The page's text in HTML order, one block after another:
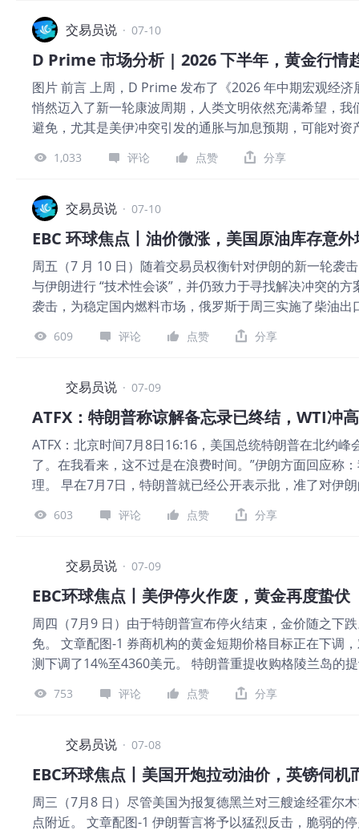
海力士的上涨，本质上都是市场对于AI资本开支周期延
市场对于AI存储需求的信心。随着HBM、高性能存储需求
逻辑不再适用。 7 月 9 日，WTI 从高点 74.48 美元下跌
朗之间的冲突仍在升级，据媒体消息，伊朗南部的布什
有爆炸声。但是，伊朗在过去 24 个小时，以最快的速度
确定买主。这种临时性的供应增加导致了 WTI 隔夜的下
题持有过度乐观的预期。 图 2，霍尔木兹海峡船只通行
虽然伊朗方面没有官方声明重新封锁海峡，但实际通过
月 8 日夜间至 9 日凌晨全海峡仅记录‌5 次通行‌，驶离波
险通过，航运近乎停滞 。其中的 “5 次通行” 记录，可
突”；如果油价迅速反弹，意味着美伊之
交易员说 · 07-10
D Prime 市场分析 | 2026 下半年，黄金行情
图片 前言 上周，D Prime 发布了《2026 年中期宏观经
悄然迈入了新一轮康波周期，人类文明依然充满希望，
避免，尤其是美伊冲突引发的通胀与加息预期，可能对
自然有着最高的人气。那么，黄金在这样的宏观经济背
门聊一聊黄金。 一、2026 上半年金价走势复盘 2026 上
格。 图片 美伊冲突是贯穿整个行情的主线。 1 月份，在
素的共同作用下，金价上行。到 1 月底，特朗普提名沃
鹰，市场预期后续货币政策收紧概率加大，黄金价格随
担忧通胀会因此大幅抬升进而倒逼美联储加快加息步伐
外央行趁着金价高位抛售黄金的抛压，贵金属价格被进
跌走势，进入 4 月后，地缘局势逐步趋于缓和，原油价
有反弹。到了 4 月下旬，美伊谈判又陷入僵持，霍尔木
段黄金和油价呈现出明显的此消彼长态势。再叠加 4 月
谈判传出向好推进的信号，原油价格回落带动贵金属价
令，带动白银、铜等金属品种共振上行，给贵金属盘面
1,033 评论 点赞 分享
交易员说 · 07-10
EBC 环球焦点丨油价微涨，美国原油库存意外
周五（7 月 10 日）随着交易员权衡针对伊朗的新一轮袭
与伊朗进行 “技术性会谈”，并仍致力于寻找解决冲突的
袭击，为稳定国内燃料市场，俄罗斯于周三实施了柴油
国政府将在 2028 年前购买数百万桶原油以补充应急储
OPEC+ 即将增产而预计产生的全球供应过剩。 分析师
尔、伊拉克和巴林正在恢复原油生产和出口，其中一些
严重基础设施损毁。 据美国能源信息署数据显示，上周
接近近四年来最低点，这是自 4 月以来库存首次出现增
射击之星形态，因此上方仍存在巨大的抛售压力。若收
轮下跌。 热门品种简报 行情风云变幻，给账户做一次 “
入了专业基金级的评价体系，仅需 5 秒钟，就能从六个
易基因。 【EBC 风险提示及免责条款】：本材料仅供一
赖的财务、投资或其他建议。
609 评论 点赞 分享
交易员说 · 07-09
ATFX：特朗普称谅解备忘录已终结，WTI冲
ATFX：北京时间7月8日16:16，美国总统特朗普在北约
了。在我看来，这不过是在浪费时间。”伊朗方面回应称
理。 早在7月7日，特朗普就已经公开表示批，准了对伊
冲突，霍尔木兹海峡可能面临再次关闭的风险。同一天
效，持续时间不足一个月。 图1，WTI分钟走势图-ATFX
看，市场预期已经从霍尔木兹海峡逐步恢复通行，转向
势中，关键点在于对美伊关系的预判。根据以往表现，
去仍存在较大不确定性。以色列在这场冲突中扮演什么
的不满。 据官方消息，7月8日晚至9日凌晨，伊朗已经
动，市场避险情绪可能快速回落，美原油价格也难以保
险情绪可能再次升温。 ATFX风险提示、免责条款、特
构成任何操作建议。请勿将本报告视为唯一参考依据。
603 评论 点赞 分享
交易员说 · 07-09
EBC环球焦点丨美伊停火作废，黄金再度蛰伏
周四（7月9 日）由于特朗普宣布停火结束，金价随之下
免。 文章配图-1 券商机构的黄金短期价格目标正在下调
测下调了14%至4360美元。 特朗普重提收购格陵兰岛的
出所有军事人员。 尽管欧盟规定贸易谈判必须以单一集
了围绕国防开支和伊朗战争的紧张局势。 国际货币基金
支撑位在成交量持续萎缩的背景下保持稳固，短期内最
变幻，账户做一次“特别体检”显得尤为重要。EBC特博
度扫描、摸清你账户的脉搏，诊断你的交易基因。 【
不应被视为）值得信赖的财务、投资或其他建议。
753 评论 点赞 分享
交易员说 · 07-08
EBC环球焦点丨美国开炮拉动油价，英镑伺机
周三（7月8 日）尽管美国为报复德黑兰对三艘途经霍尔
点附近。 文章配图-1 伊朗誓言将予以猛烈反击，脆弱的